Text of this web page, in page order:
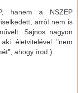
hanem a NSZEP
arról nem is
Sajnos nagyon
életvitelével "nem
ahogy írod.)